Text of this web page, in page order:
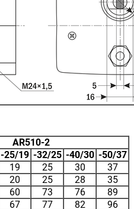
AR510-2
-25/19 -32/25 -40/30 -50/37
19 25 30
37
20 25 28
35
60 73 76
89
67 77 82
96